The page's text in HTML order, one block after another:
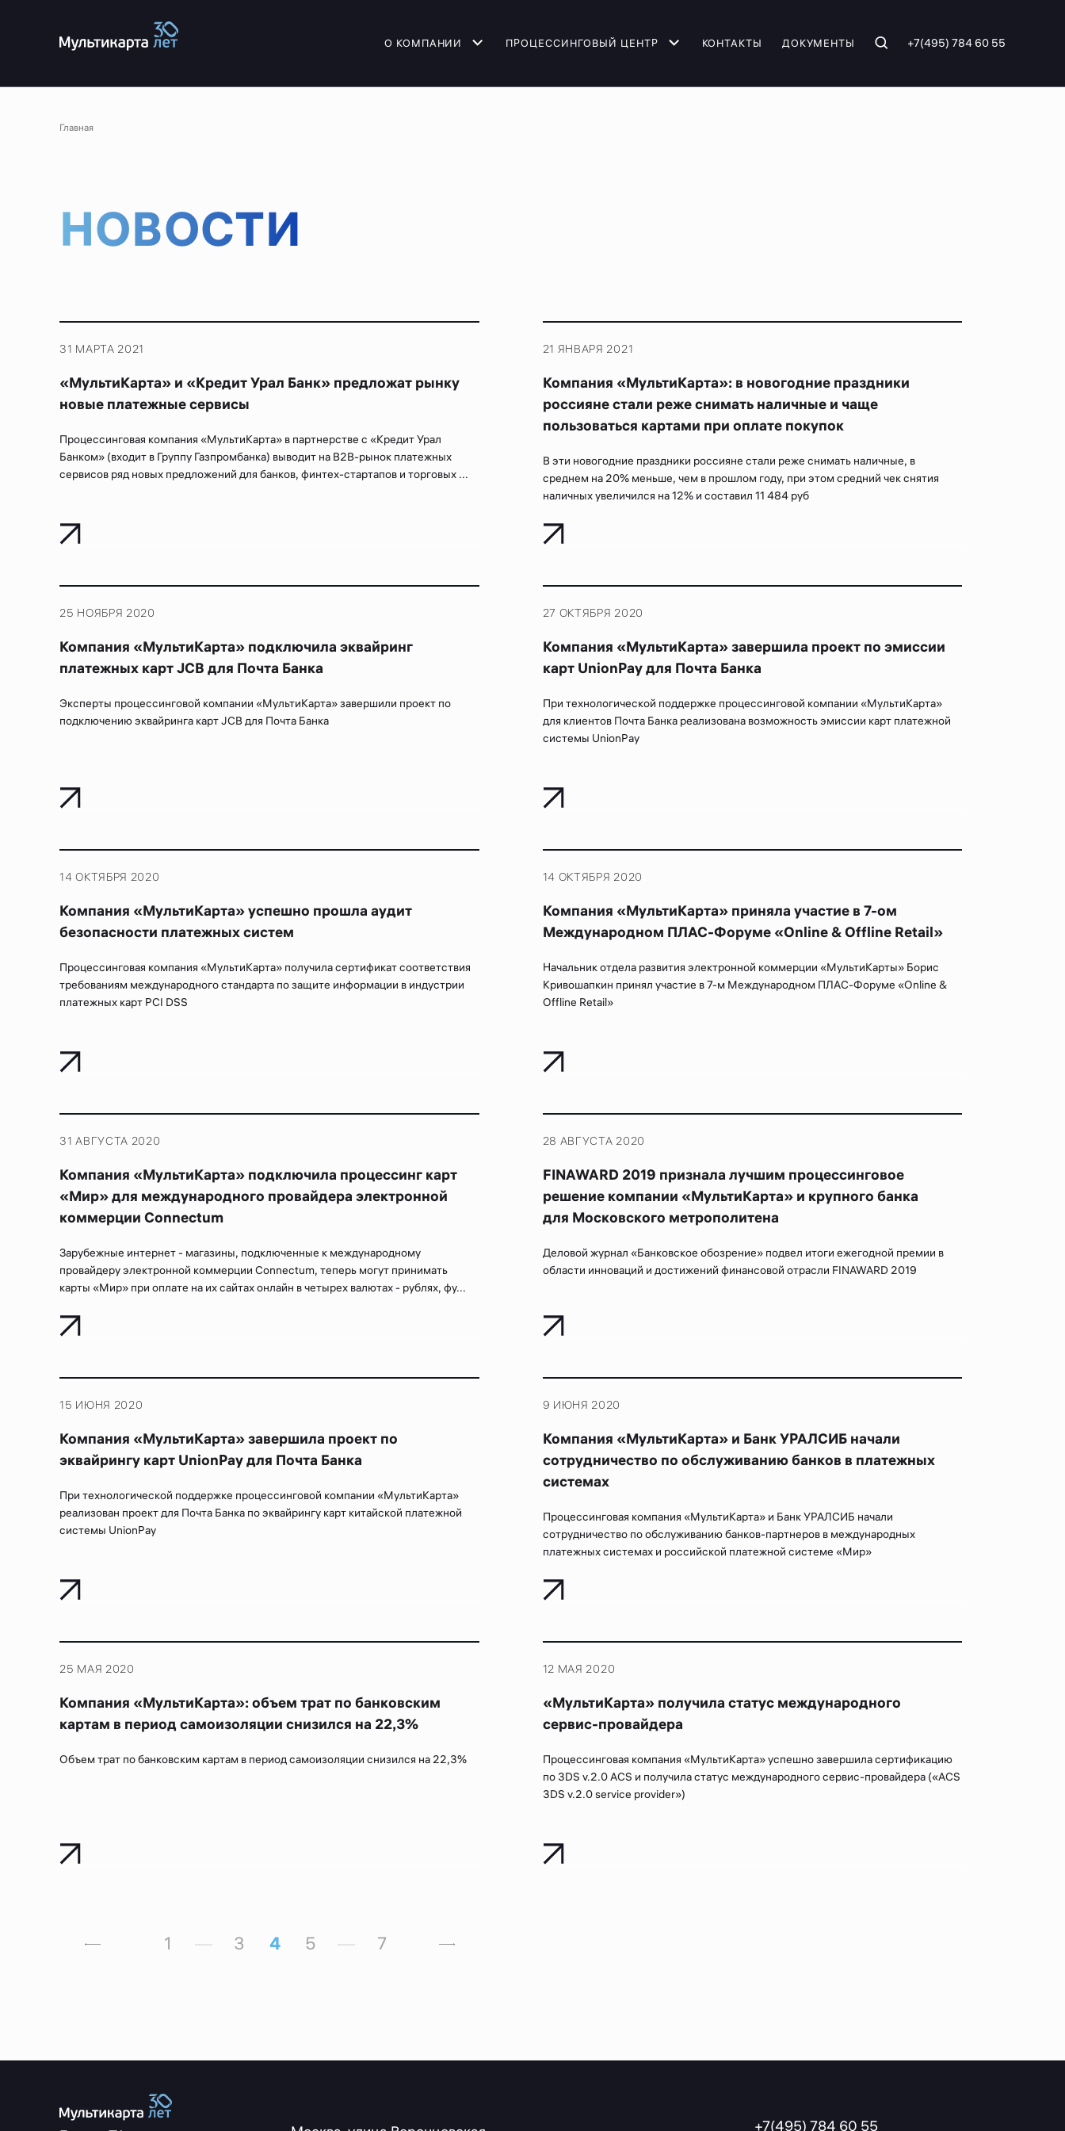
О КОМПАНИИ ПРОЦЕССИНГОВЫЙ ЦЕНТР КОНТАКТЫ ДОКУМЕНТЫ +7(495) 784 60 55
Главная
НОВОСТИ
31 МАРТА 2021
«МультиКарта» и «Кредит Урал Банк» предложат рынку
новые платежные сервисы
Процессинговая компания «МультиКарта» в партнерстве с «Кредит Урал
Банком» (входит в Группу Газпромбанка) выводит на B2B-рынок платежных
сервисов ряд новых предложений для банков, финтех-стартапов и торговых ...
21 ЯНВАРЯ 2021
Компания «МультиКарта»: в новогодние праздники
россияне стали реже снимать наличные и чаще
пользоваться картами при оплате покупок
В эти новогодние праздники россияне стали реже снимать наличные, в
среднем на 20% меньше, чем в прошлом году, при этом средний чек снятия
наличных увеличился на 12% и составил 11 484 руб
25 НОЯБРЯ 2020
Компания «МультиКарта» подключила эквайринг
платежных карт JCB для Почта Банка
Эксперты процессинговой компании «МультиКарта» завершили проект по
подключению эквайринга карт JCB для Почта Банка
27 ОКТЯБРЯ 2020
Компания «МультиКарта» завершила проект по эмиссии
карт UnionPay для Почта Банка
При технологической поддержке процессинговой компании «МультиКарта»
для клиентов Почта Банка реализована возможность эмиссии карт платежной
системы UnionPay
14 ОКТЯБРЯ 2020
Компания «МультиКарта» успешно прошла аудит
безопасности платежных систем
Процессинговая компания «МультиКарта» получила сертификат соответствия
требованиям международного стандарта по защите информации в индустрии
платежных карт PCI DSS
14 ОКТЯБРЯ 2020
Компания «МультиКарта» приняла участие в 7-ом
Международном ПЛАС-Форуме «Online & Offline Retail»
Начальник отдела развития электронной коммерции «МультиКарты» Борис
Кривошапкин принял участие в 7-м Международном ПЛАС-Форуме «Online &
Offline Retail»
31 АВГУСТА 2020
Компания «МультиКарта» подключила процессинг карт
«Мир» для международного провайдера электронной
коммерции Connectum
Зарубежные интернет - магазины, подключенные к международному
провайдеру электронной коммерции Connectum, теперь могут принимать
карты «Мир» при оплате на их сайтах онлайн в четырех валютах - рублях, фу...
28 АВГУСТА 2020
FINAWARD 2019 признала лучшим процессинговое
решение компании «МультиКарта» и крупного банка
для Московского метрополитена
Деловой журнал «Банковское обозрение» подвел итоги ежегодной премии в
области инноваций и достижений финансовой отрасли FINAWARD 2019
15 ИЮНЯ 2020
Компания «МультиКарта» завершила проект по
эквайрингу карт UnionPay для Почта Банка
При технологической поддержке процессинговой компании «МультиКарта»
реализован проект для Почта Банка по эквайрингу карт китайской платежной
системы UnionPay
9 ИЮНЯ 2020
Компания «МультиКарта» и Банк УРАЛСИБ начали
сотрудничество по обслуживанию банков в платежных
системах
Процессинговая компания «МультиКарта» и Банк УРАЛСИБ начали
сотрудничество по обслуживанию банков-партнеров в международных
платежных системах и российской платежной системе «Мир»
25 МАЯ 2020
Компания «МультиКарта»: объем трат по банковским
картам в период самоизоляции снизился на 22,3%
Объем трат по банковским картам в период самоизоляции снизился на 22,3%
12 МАЯ 2020
«МультиКарта» получила статус международного
сервис-провайдера
Процессинговая компания «МультиКарта» успешно завершила сертификацию
по 3DS v.2.0 ACS и получила статус международного сервис-провайдера («ACS
3DS v.2.0 service provider»)
1 — 3 4 5 — 7
+7(495) 784 60 55